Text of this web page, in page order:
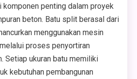
komponen penting dalam proyek
beton. Batu split berasal dari
menggunakan mesin
proses penyortiran
Setiap ukuran batu memiliki
kebutuhan pembangunan